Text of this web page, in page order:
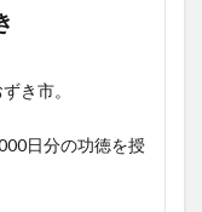
き市。
日分の功徳を授